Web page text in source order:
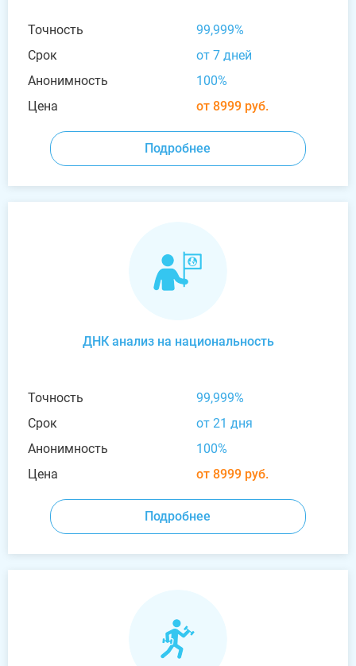
Точность
99,999%
Срок
от 7 дней
Анонимность
100%
Цена
от 8999 руб.
Подробнее
ДНК анализ на национальность
Точность
99,999%
Срок
от 21 дня
Анонимность
100%
Цена
от 8999 руб.
Подробнее